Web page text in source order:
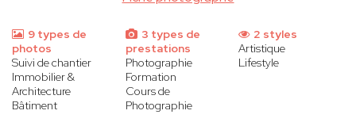
9 types de
photos
Suivi de chantier
Immobilier &
Architecture
Bâtiment
3 types de
prestations
Photographie
Formation
Cours de
Photographie
2 styles
Artistique
Lifestyle